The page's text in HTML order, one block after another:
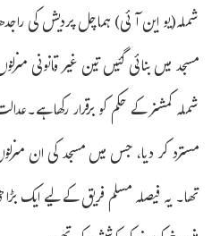
شملہ(یو این آئی) ہماچل پردیش کی
مسجد میں بنائی گئیں تین غیر قانونی
شملہ کمشنر کے حکم کو برقرار رکھا
مسترد کر دیا، جس میں مسجد کی ان
تھا۔ یہ فیصلہ مسلم فریق کے لیے ایک